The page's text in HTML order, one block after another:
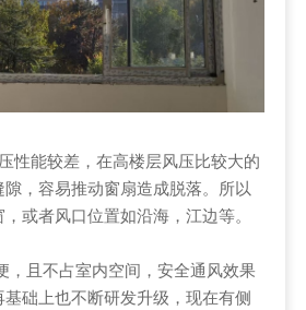
性能较差，在高楼层风压比较大的
，容易推动窗扇造成脱落。所以
或者风口位置如沿海，江边等。
，且不占室内空间，安全通风效果
础上也不断研发升级，现在有侧